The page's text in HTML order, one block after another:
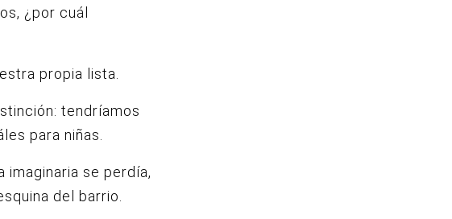
¿por cuál
propia lista.
tendríamos
para niñas.
imaginaria se perdía,
del barrio.